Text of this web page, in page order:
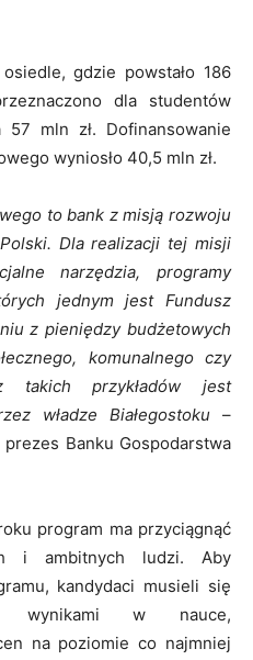
gdzie powstało 186
dla studentów
57 mln zł. Dofinansowanie
wyniosło 40,5 mln zł.
to bank z misją rozwoju
Dla realizacji tej misji
narzędzia, programy
jednym jest Fundusz
z pieniędzy budżetowych
komunalnego czy
przykładów jest
władze Białegostoku –
Banku Gospodarstwa
program ma przyciągnąć
i ambitnych ludzi. Aby
kandydaci musieli się
wynikami w nauce,
na poziomie co najmniej